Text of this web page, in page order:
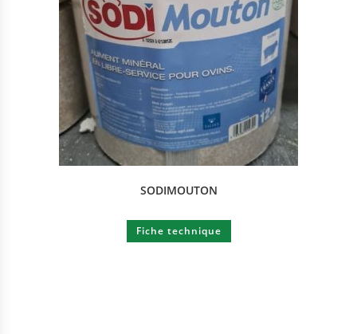
SODIMOUTON
Fiche technique